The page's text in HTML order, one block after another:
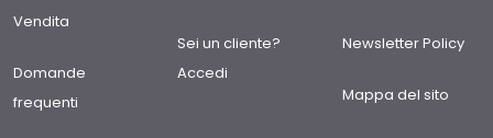
Vendita
Domande
frequenti
Sei un cliente?
Accedi
Newsletter Policy
Mappa del sito